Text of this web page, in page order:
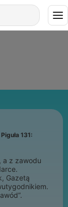
131:
a z zawodu
Gazetą